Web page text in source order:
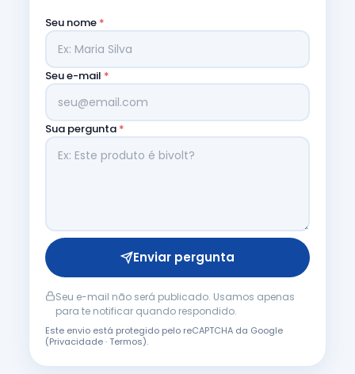
Seu nome *
Seu e-mail *
Sua pergunta *
Enviar pergunta
Seu e-mail não será publicado. Usamos apenas
para te notificar quando respondido.
Este envio está protegido pelo reCAPTCHA da Google
(Privacidade·Termos).